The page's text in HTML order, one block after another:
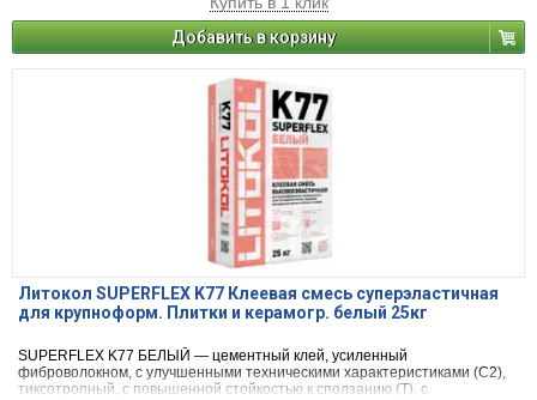
Добавить в корзину
Литокол SUPERFLEX K77 Клеевая смесь суперэластичная
для крупноформ. Плитки и керамогр. белый 25кг
SUPERFLEX K77 БЕЛЫЙ — цементный клей, усиленный
фиброволокном, с улучшенными техническими характеристиками (С2),
тиксотропный, с повышенной стойкостью к сползанию (Т), с